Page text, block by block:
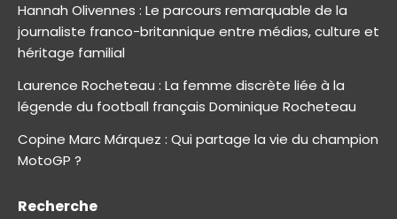
Hannah Olivennes : Le parcours remarquable de la
journaliste franco-britannique entre médias, culture et
héritage familial
Laurence Rocheteau : La femme discrète liée à la
légende du football français Dominique Rocheteau
Copine Marc Márquez : Qui partage la vie du champion
MotoGP ?
Recherche